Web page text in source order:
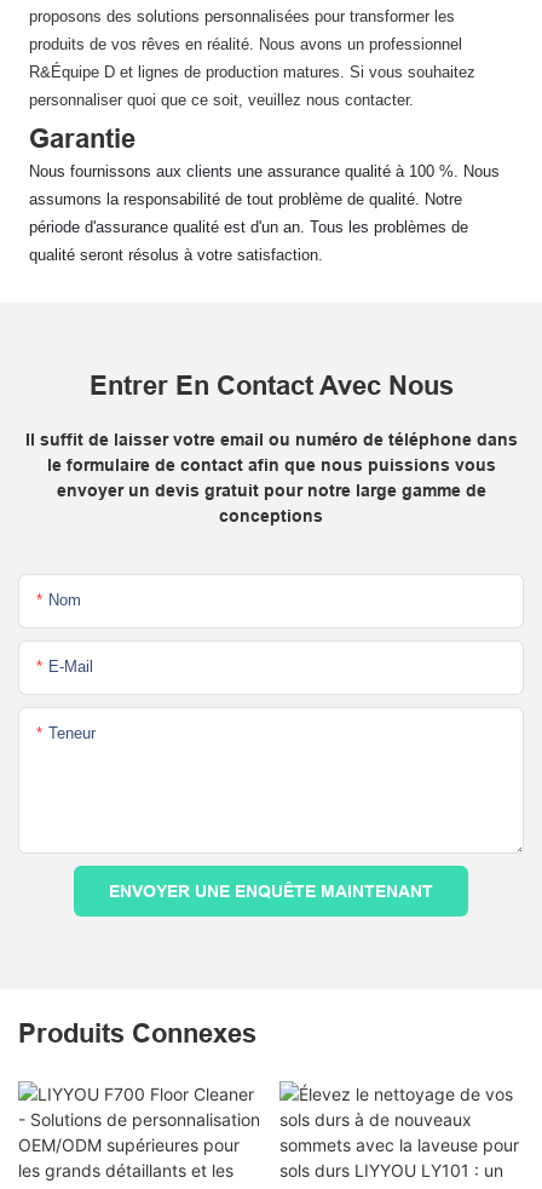
proposons des solutions personnalisées pour transformer les
produits de vos rêves en réalité. Nous avons un professionnel
R&Équipe D et lignes de production matures. Si vous souhaitez
personnaliser quoi que ce soit, veuillez nous contacter.
Garantie
Nous fournissons aux clients une assurance qualité à 100 %. Nous
assumons la responsabilité de tout problème de qualité. Notre
période d'assurance qualité est d'un an. Tous les problèmes de
qualité seront résolus à votre satisfaction.
Entrer En Contact Avec Nous
Il suffit de laisser votre email ou numéro de téléphone dans
le formulaire de contact afin que nous puissions vous
envoyer un devis gratuit pour notre large gamme de
conceptions
Nom
E-Mail
Teneur
ENVOYER UNE ENQUÊTE MAINTENANT
Produits Connexes